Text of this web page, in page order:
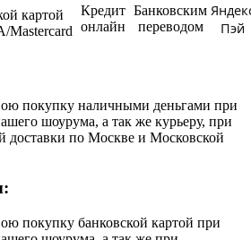
картой
Кредит
онлайн
Банковским
переводом
Пэй
покупку наличными деньгами при
шоурума, а так же курьеру, при
доставки по Москве и Московской
покупку банковской картой при